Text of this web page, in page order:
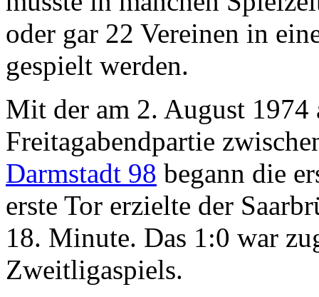
oder gar 22 Vereinen in
gespielt werden.
Mit der am 2. August 1974
Freitagabendpartie
Darmstadt 98 begann die
erste Tor erzielte der
18. Minute. Das 1:0 war
Zweitligaspiels.